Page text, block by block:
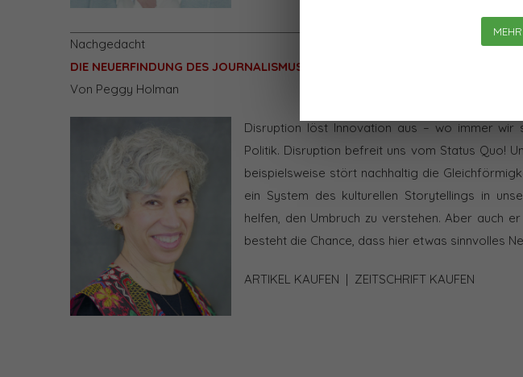
Nachgedacht
DIE NEUERFINDUNG DES JOURNALISMUS IM NETZWERK DER ZUKUNFT
Von Peggy Holman
Disruption löst Innovation aus – wo immer wir
Politik. Disruption befreit uns vom Status Quo!
beispielsweise stört nachhaltig die
ein System des kulturellen Storytellings in
helfen, den Umbruch zu verstehen. Aber auch
besteht die Chance, dass hier etwas sinnvolles
ARTIKEL KAUFEN ZEITSCHRIFT KAUFEN